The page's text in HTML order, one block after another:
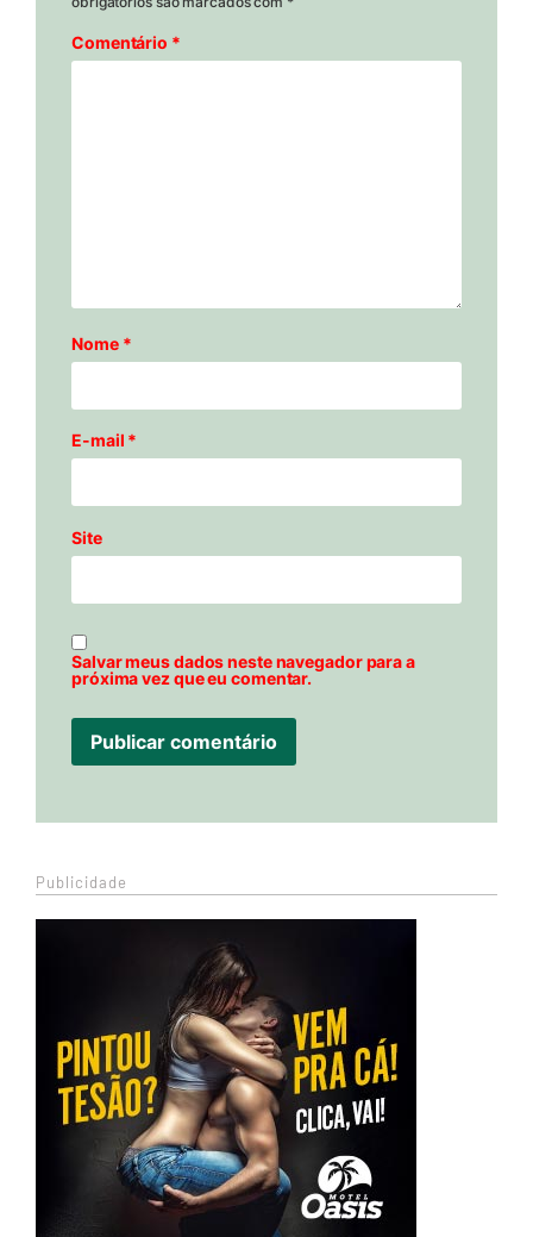
Comentário *
Nome *
E-mail *
Site
Salvar meus dados neste navegador para a
próxima vez que eu comentar.
Publicidade